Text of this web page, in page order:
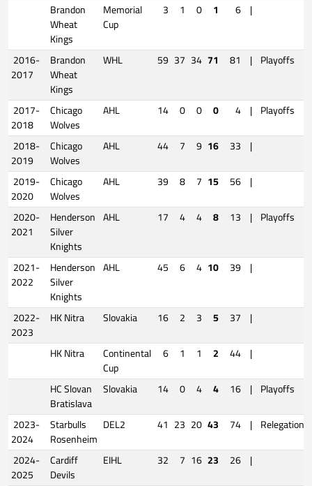
Brandon
Wheat
Kings
Memorial
Cup
3 1 0 1 6 |
2016-
2017
Brandon
Wheat
Kings
WHL 59 37 34 71 81 | Playoffs
2017-
2018
Chicago
Wolves
AHL 14 0 0 0 4 | Playoffs
2018-
2019
Chicago
Wolves
AHL 44 7 9 16 33 |
2019-
2020
Chicago
Wolves
AHL 39 8 7 15 56 |
2020-
2021
Henderson
Silver
Knights
AHL 17 4 4 8 13 | Playoffs
2021-
2022
Henderson
Silver
Knights
AHL 45 6 4 10 39 |
2022-
2023
HK Nitra Slovakia 16 2 3 5 37 |
HK Nitra
Continental
Cup
6 1 1 2 44 |
HC Slovan
Bratislava
Slovakia 14 0 4 4 16 | Playoffs
2023-
2024
Starbulls
Rosenheim
DEL2 41 23 20 43 74 | Relegation
2024-
2025
Cardiff
Devils
EIHL 32 7 16 23 26 |